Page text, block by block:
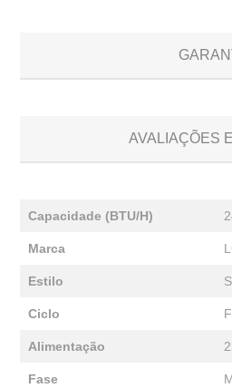
AVALIAÇÕES
Capacidade (BTU/H)
Marca
Estilo
Ciclo
Alimentação
Fase